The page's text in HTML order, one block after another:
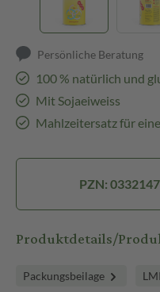
Persönliche Beratung
100 % natürlich und
Mit Sojaeiweiss
Mahlzeitersatz für
PZN:
Produktdetails/
Packungsbeilage